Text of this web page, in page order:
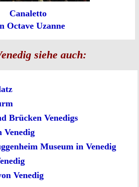
Canaletto
Octave Uzanne
siehe auch:
Brücken Venedigs
Museum in Venedig
Venedig